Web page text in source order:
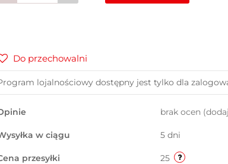
Do przechowalni
lojalnościowy dostępny jest tylko dla
brak ocen
w ciągu 5 dni
przesyłki 25